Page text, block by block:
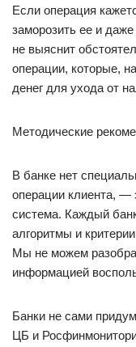
Если операция
заморозить ее и даже
не выяснит
операции, которые,
денег для ухода от
Методические
В банке нет
операции клиента, —
система. Каждый
алгоритмы и
Мы не можем
информацией
Банки не сами
ЦБ и